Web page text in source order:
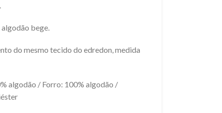
bege.
do mesmo tecido do edredon, medida
algodão / Forro: 100% algodão /